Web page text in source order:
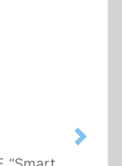
Next